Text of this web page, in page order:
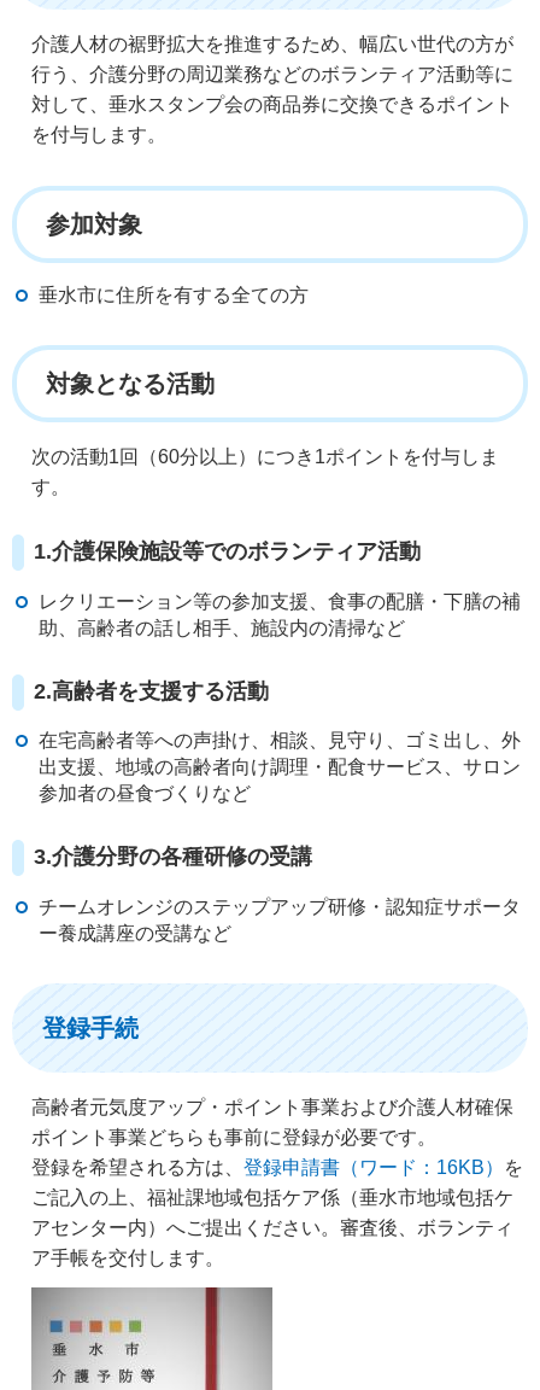
介護人材の裾野拡大を推進するため、幅広い世代の方が
行う、介護分野の周辺業務などのボランティア活動等に
対して、垂水スタンプ会の商品券に交換できるポイント
を付与します。
参加対象
垂水市に住所を有する全ての方
対象となる活動
次の活動1回（60分以上）につき1ポイントを付与しま
す。
1.介護保険施設等でのボランティア活動
レクリエーション等の参加支援、食事の配膳・下膳の補
助、高齢者の話し相手、施設内の清掃など
2.高齢者を支援する活動
在宅高齢者等への声掛け、相談、見守り、ゴミ出し、外
出支援、地域の高齢者向け調理・配食サービス、サロン
参加者の昼食づくりなど
3.介護分野の各種研修の受講
チームオレンジのステップアップ研修・認知症サポータ
ー養成講座の受講など
登録手続
高齢者元気度アップ・ポイント事業および介護人材確保
ポイント事業どちらも事前に登録が必要です。
登録を希望される方は、 登録申請書（ワード：16KB）
を
ご記入の上、福祉課地域包括ケア係（垂水市地域包括ケ
アセンター内）へご提出ください。審査後、ボランティ
ア手帳を交付します。